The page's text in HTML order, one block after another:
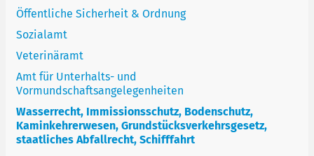
Öffentliche Sicherheit & Ordnung
Sozialamt
Veterinäramt
Amt für Unterhalts- und
Vormundschaftsangelegenheiten
Wasserrecht, Immissionsschutz, Bodenschutz,
Kaminkehrerwesen, Grundstücksverkehrsgesetz,
staatliches Abfallrecht, Schifffahrt